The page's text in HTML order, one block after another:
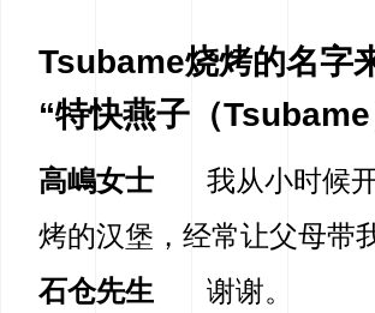
Tsubame烧烤的名字
“特快燕子（
高嶋女士
我从小时候
烤的汉堡，经常让父母带
石仓先生
谢谢。